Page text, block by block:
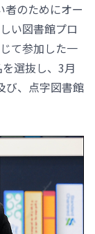
者のためにオー
い図書館プロ
て参加した一
選抜し、3月
び、点字図書館